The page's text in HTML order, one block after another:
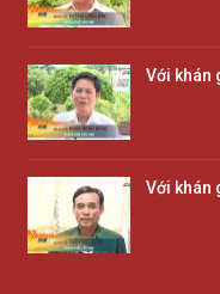
Với khán
Với khán